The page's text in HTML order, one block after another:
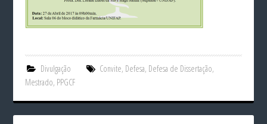
Divulgação Convite, Defesa, Defesa de Dissertação,
Mestrado, PPGCF